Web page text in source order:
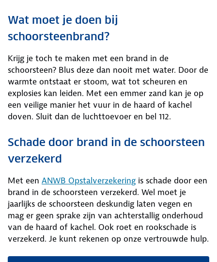
Wat moet je doen bij
schoorsteenbrand?
Krijg je toch te maken met een brand in de
schoorsteen? Blus deze dan nooit met water. Door de
warmte ontstaat er stoom, wat tot scheuren en
explosies kan leiden. Met een emmer zand kan je op
een veilige manier het vuur in de haard of kachel
doven. Sluit dan de luchttoevoer en bel 112.
Schade door brand in de schoorsteen
verzekerd
Met een ANWB Opstalverzekering is schade door een
brand in de schoorsteen verzekerd. Wel moet je
jaarlijks de schoorsteen deskundig laten vegen en
mag er geen sprake zijn van achterstallig onderhoud
van de haard of kachel. Ook roet en rookschade is
verzekerd. Je kunt rekenen op onze vertrouwde hulp.